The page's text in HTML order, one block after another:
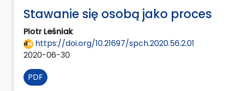
Stawanie się osobą jako proces
Piotr Leśniak
https://doi.org/10.21697/spch.2020.56.2.01
2020-06-30
PDF